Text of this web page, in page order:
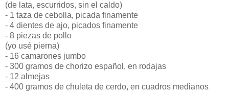
(de lata, escurridos, sin el caldo)
- 1 taza de cebolla, picada finamente
- 4 dientes de ajo, picados finamente
- 8 piezas de pollo
(yo usé pierna)
- 16 camarones jumbo
- 300 gramos de chorizo español, en rodajas
- 12 almejas
- 400 gramos de chuleta de cerdo, en cuadros medianos